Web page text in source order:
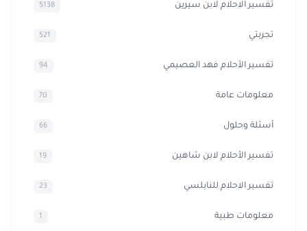
تفسير الاحلام لابن سيرين 5138
تجربتي 521
تفسير الأحلام فهد العصيمي 94
معلومات عامة 70
أسئلة وحلول 66
تفسير الأحلام لابن شاهين 19
تفسير الاحلام للنابلسي 23
معلومات طبية 1